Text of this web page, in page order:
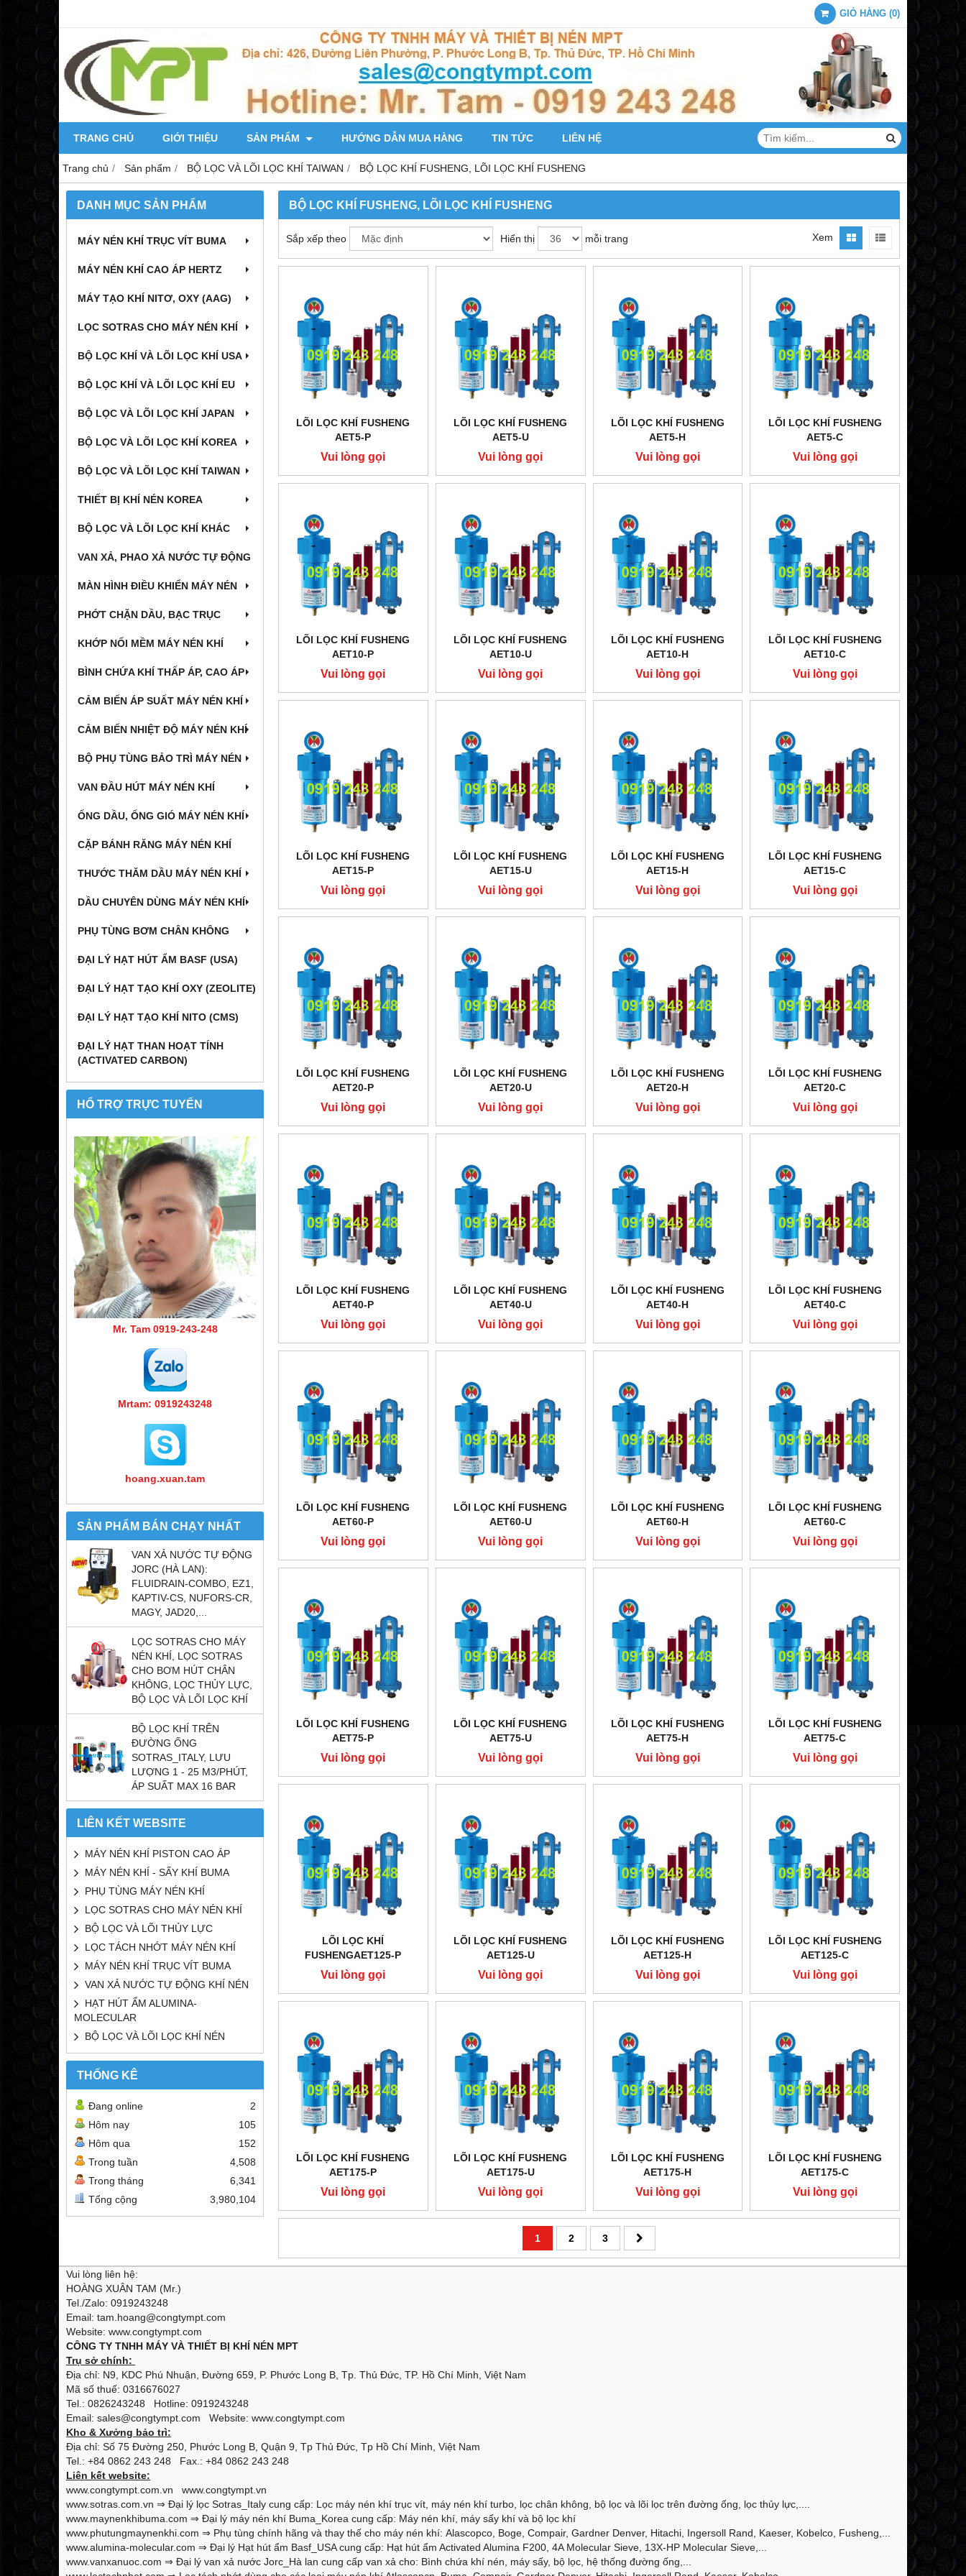
GIỎ HÀNG (0)
TRANG CHỦ GIỚI THIỆU SẢN PHẨM HƯỚNG DẪN MUA HÀNG TIN TỨC LIÊN HỆ
Trang chủ Sản phẩm BỘ LỌC VÀ LÕI LỌC KHÍ TAIWAN BỘ LỌC KHÍ FUSHENG, LÕI LỌC KHÍ FUSHENG
DANH MỤC SẢN PHẨM
MÁY NÉN KHÍ TRỤC VÍT BUMA
MÁY NÉN KHÍ CAO ÁP HERTZ
MÁY TẠO KHÍ NITƠ, OXY (AAG)
LỌC SOTRAS CHO MÁY NÉN KHÍ
BỘ LỌC KHÍ VÀ LÕI LỌC KHÍ USA
BỘ LỌC KHÍ VÀ LÕI LỌC KHÍ EU
BỘ LỌC VÀ LÕI LỌC KHÍ JAPAN
BỘ LỌC VÀ LÕI LỌC KHÍ KOREA
BỘ LỌC VÀ LÕI LỌC KHÍ TAIWAN
THIẾT BỊ KHÍ NÉN KOREA
BỘ LỌC VÀ LÕI LỌC KHÍ KHÁC
VAN XẢ, PHAO XẢ NƯỚC TỰ ĐỘNG
MÀN HÌNH ĐIỀU KHIỂN MÁY NÉN
PHỚT CHẶN DẦU, BẠC TRỤC
KHỚP NỐI MỀM MÁY NÉN KHÍ
BÌNH CHỨA KHÍ THẤP ÁP, CAO ÁP
CẢM BIẾN ÁP SUẤT MÁY NÉN KHÍ
CẢM BIẾN NHIỆT ĐỘ MÁY NÉN KHÍ
BỘ PHỤ TÙNG BẢO TRÌ MÁY NÉN
VAN ĐẦU HÚT MÁY NÉN KHÍ
ỐNG DẦU, ỐNG GIÓ MÁY NÉN KHÍ
CẶP BÁNH RĂNG MÁY NÉN KHÍ
THƯỚC THĂM DẦU MÁY NÉN KHÍ
DẦU CHUYÊN DÙNG MÁY NÉN KHÍ
PHỤ TÙNG BƠM CHÂN KHÔNG
ĐẠI LÝ HẠT HÚT ẨM BASF (USA)
ĐẠI LÝ HẠT TẠO KHÍ OXY (ZEOLITE)
ĐẠI LÝ HẠT TẠO KHÍ NITO (CMS)
ĐẠI LÝ HẠT THAN HOẠT TÍNH
(ACTIVATED CARBON)
HỔ TRỢ TRỰC TUYẾN
Mr. Tam 0919-243-248
Mrtam: 0919243248
hoang.xuan.tam
SẢN PHẨM BÁN CHẠY NHẤT
VAN XẢ NƯỚC TỰ ĐỘNG
JORC (HÀ LAN):
FLUIDRAIN-COMBO, EZ1,
KAPTIV-CS, NUFORS-CR,
MAGY, JAD20,...
LỌC SOTRAS CHO MÁY
NÉN KHÍ, LỌC SOTRAS
CHO BƠM HÚT CHÂN
KHÔNG, LỌC THỦY LỰC,
BỘ LỌC VÀ LÕI LỌC KHÍ
BỘ LỌC KHÍ TRÊN
ĐƯỜNG ỐNG
SOTRAS_ITALY, LƯU
LƯỢNG 1 - 25 M3/PHÚT,
ÁP SUẤT MAX 16 BAR
LIÊN KẾT WEBSITE
MÁY NÉN KHÍ PISTON CAO ÁP
MÁY NÉN KHÍ - SẤY KHÍ BUMA
PHỤ TÙNG MÁY NÉN KHÍ
LỌC SOTRAS CHO MÁY NÉN KHÍ
BỘ LỌC VÀ LÕI THỦY LỰC
LỌC TÁCH NHỚT MÁY NÉN KHÍ
MÁY NÉN KHÍ TRỤC VÍT BUMA
VAN XẢ NƯỚC TỰ ĐỘNG KHÍ NÉN
HẠT HÚT ẨM ALUMINA-
MOLECULAR
BỘ LỌC VÀ LÕI LỌC KHÍ NÉN
THỐNG KÊ
Đang online
2
Hôm nay
105
Hôm qua
152
Trong tuần
4,508
Trong tháng
6,341
Tổng cộng
3,980,104
BỘ LỌC KHÍ FUSHENG, LÕI LỌC KHÍ FUSHENG
Sắp xếp theo Hiển thị mỗi trang Xem
LÕI LỌC KHÍ FUSHENG
AET5-P
Vui lòng gọi
LÕI LỌC KHÍ FUSHENG
AET5-U
Vui lòng gọi
LÕI LỌC KHÍ FUSHENG
AET5-H
Vui lòng gọi
LÕI LỌC KHÍ FUSHENG
AET5-C
Vui lòng gọi
LÕI LỌC KHÍ FUSHENG
AET10-P
Vui lòng gọi
LÕI LỌC KHÍ FUSHENG
AET10-U
Vui lòng gọi
LÕI LỌC KHÍ FUSHENG
AET10-H
Vui lòng gọi
LÕI LỌC KHÍ FUSHENG
AET10-C
Vui lòng gọi
LÕI LỌC KHÍ FUSHENG
AET15-P
Vui lòng gọi
LÕI LỌC KHÍ FUSHENG
AET15-U
Vui lòng gọi
LÕI LỌC KHÍ FUSHENG
AET15-H
Vui lòng gọi
LÕI LỌC KHÍ FUSHENG
AET15-C
Vui lòng gọi
LÕI LỌC KHÍ FUSHENG
AET20-P
Vui lòng gọi
LÕI LỌC KHÍ FUSHENG
AET20-U
Vui lòng gọi
LÕI LỌC KHÍ FUSHENG
AET20-H
Vui lòng gọi
LÕI LỌC KHÍ FUSHENG
AET20-C
Vui lòng gọi
LÕI LỌC KHÍ FUSHENG
AET40-P
Vui lòng gọi
LÕI LỌC KHÍ FUSHENG
AET40-U
Vui lòng gọi
LÕI LỌC KHÍ FUSHENG
AET40-H
Vui lòng gọi
LÕI LỌC KHÍ FUSHENG
AET40-C
Vui lòng gọi
LÕI LỌC KHÍ FUSHENG
AET60-P
Vui lòng gọi
LÕI LỌC KHÍ FUSHENG
AET60-U
Vui lòng gọi
LÕI LỌC KHÍ FUSHENG
AET60-H
Vui lòng gọi
LÕI LỌC KHÍ FUSHENG
AET60-C
Vui lòng gọi
LÕI LỌC KHÍ FUSHENG
AET75-P
Vui lòng gọi
LÕI LỌC KHÍ FUSHENG
AET75-U
Vui lòng gọi
LÕI LỌC KHÍ FUSHENG
AET75-H
Vui lòng gọi
LÕI LỌC KHÍ FUSHENG
AET75-C
Vui lòng gọi
LÕI LỌC KHÍ
FUSHENGAET125-P
Vui lòng gọi
LÕI LỌC KHÍ FUSHENG
AET125-U
Vui lòng gọi
LÕI LỌC KHÍ FUSHENG
AET125-H
Vui lòng gọi
LÕI LỌC KHÍ FUSHENG
AET125-C
Vui lòng gọi
LÕI LỌC KHÍ FUSHENG
AET175-P
Vui lòng gọi
LÕI LỌC KHÍ FUSHENG
AET175-U
Vui lòng gọi
LÕI LỌC KHÍ FUSHENG
AET175-H
Vui lòng gọi
LÕI LỌC KHÍ FUSHENG
AET175-C
Vui lòng gọi
1 2 3
Vui lòng liên hệ:
HOÀNG XUÂN TAM (Mr.)
Tel./Zalo: 0919243248
Email: tam.hoang@congtympt.com
Website: www.congtympt.com
CÔNG TY TNHH MÁY VÀ THIẾT BỊ KHÍ NÉN MPT
Trụ sở chính:
Địa chỉ: N9, KDC Phú Nhuận, Đường 659, P. Phước Long B, Tp. Thủ Đức, TP. Hồ Chí Minh, Việt Nam
Mã số thuế: 0316676027
Tel.: 0826243248 Hotline: 0919243248
Email: sales@congtympt.com Website: www.congtympt.com
Kho & Xưởng bảo trì:
Địa chỉ: Số 75 Đường 250, Phước Long B, Quận 9, Tp Thủ Đức, Tp Hồ Chí Minh, Việt Nam
Tel.: +84 0862 243 248 Fax.: +84 0862 243 248
Liên kết website:
www.congtympt.com.vn
www.congtympt.vn
www.sotras.com.vn ⇒ Đại lý lọc Sotras_Italy cung cấp: Lọc máy nén khí trục vít, máy nén khí turbo, lọc chân không, bộ lọc và lõi lọc trên đường ống, lọc thủy lực,....
www.maynenkhibuma.com ⇒ Đại lý máy nén khí Buma_Korea cung cấp: Máy nén khí, máy sấy khí và bộ lọc khí
www.phutungmaynenkhi.com ⇒ Phụ tùng chính hãng và thay thế cho máy nén khí: Alascopco, Boge, Compair, Gardner Denver, Hitachi, Ingersoll Rand, Kaeser, Kobelco, Fusheng,...
www.alumina-molecular.com ⇒ Đại lý Hạt hút ẩm Basf_USA cung cấp: Hạt hút ẩm Activated Alumina F200, 4A Molecular Sieve, 13X-HP Molecular Sieve,...
www.vanxanuoc.com ⇒ Đại lý van xả nước Jorc_Hà lan cung cấp van xả cho: Bình chứa khí nén, máy sấy, bộ lọc, hệ thống đường ống,...